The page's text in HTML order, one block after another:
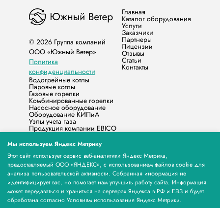
© 2026 Группа компаний
ООО «Южный Ветер»
Политика
конфиденциальности
Главная
Каталог оборудования
Услуги
Заказчики
Партнеры
Лицензии
Отзывы
Статьи
Контакты
Водогрейные котлы
Паровые котлы
Газовые горелки
Комбинированные горелки
Насосное оборудование
Оборудование КИПиА
Узлы учета газа
Продукция компании EBICO
Запасные части
Жидкотопливные горелки
Счётчики электрической энергии МЕРКУРИЙ
Бытовые котлы
Продукция Норд-Северная Компания
Счетчик газа НЕО
Продукция ООО «МЕРА КЬЮ»
Продукция ЭЗОТ СИГНАЛ
Паровые и Водогрейные котлы Stier, горелки и
водоподготовка
Оборудование для экструзии пластиковых труб
Мы используем Яндекс Метрику
Этот сайт использует сервис веб-аналитики Яндекс Метрика,
предоставляемый ООО «ЯНДЕКС», с использованием файлов cookie для
анализа пользовательской активности. Собранная информация не
идентифицирует вас, но помогает нам улучшить работу сайта. Информация
может передаваться и храниться на серверах Яндекса в РФ и ЕЭЗ и будет
обработана согласно Условиям использования Яндекс Метрики.